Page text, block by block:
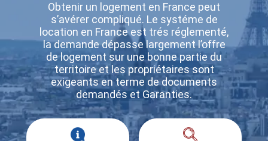
Obtenir un logement en France peut
s’avérer compliqué. Le systéme de
location en France est trés réglementé,
la demande dépasse largement l’offre
de logement sur une bonne partie du
territoire et les propriétaires sont
exigeants en terme de documents
demandés et Garanties.